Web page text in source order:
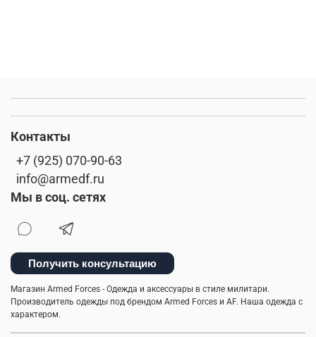
Контакты
+7 (925) 070-90-63
info@armedf.ru
Мы в соц. сетях
Получить консультацию
Магазин Armed Forces - Одежда и аксессуары в стиле милитари.
Производитель одежды под брендом Armed Forces и AF. Наша одежда с
характером.